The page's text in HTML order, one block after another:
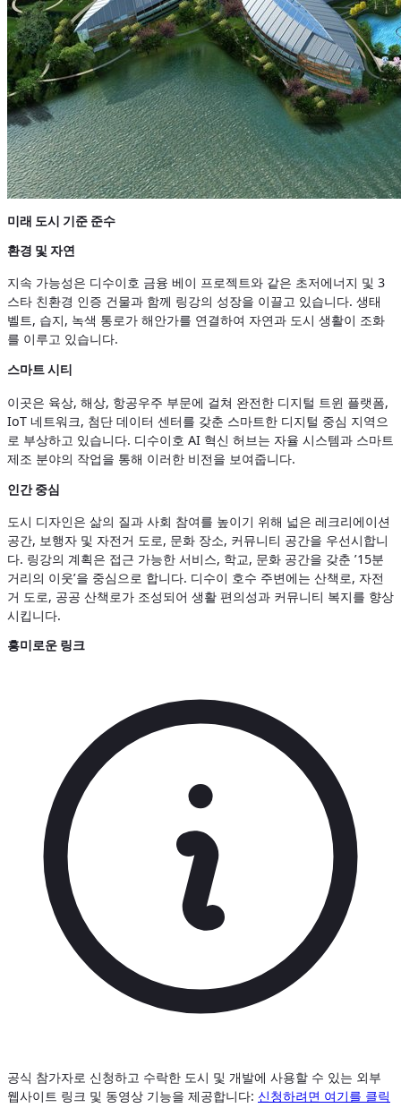
미래 도시 기준 준수
환경 및 자연
지속 가능성은 디수이호 금융 베이 프로젝트와 같은 초저에너지 및 3
스타 친환경 인증 건물과 함께 링강의 성장을 이끌고 있습니다. 생태
벨트, 습지, 녹색 통로가 해안가를 연결하여 자연과 도시 생활이 조화
를 이루고 있습니다.
스마트 시티
이곳은 육상, 해상, 항공우주 부문에 걸쳐 완전한 디지털 트윈 플랫폼,
IoT 네트워크, 첨단 데이터 센터를 갖춘 스마트한 디지털 중심 지역으
로 부상하고 있습니다. 디수이호 AI 혁신 허브는 자율 시스템과 스마트
제조 분야의 작업을 통해 이러한 비전을 보여줍니다.
인간 중심
도시 디자인은 삶의 질과 사회 참여를 높이기 위해 넓은 레크리에이션
공간, 보행자 및 자전거 도로, 문화 장소, 커뮤니티 공간을 우선시합니
다. 링강의 계획은 접근 가능한 서비스, 학교, 문화 공간을 갖춘 ’15분
거리의 이웃’을 중심으로 합니다. 디수이 호수 주변에는 산책로, 자전
거 도로, 공공 산책로가 조성되어 생활 편의성과 커뮤니티 복지를 향상
시킵니다.
흥미로운 링크
공식 참가자로 신청하고 수락한 도시 및 개발에 사용할 수 있는 외부
웹사이트 링크 및 동영상 기능을 제공합니다: 신청하려면 여기를 클릭